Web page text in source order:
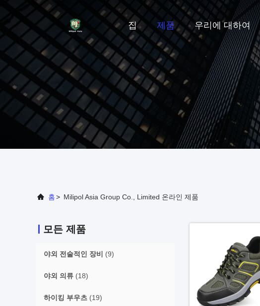
집 제품 우리에 대하여
홈> Milipol Asia Group Co., Limited 온라인 제품
모든 제품
야외 전술적인 장비 (9)
야외 의류 (18)
하이킹 부우츠 (19)